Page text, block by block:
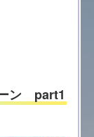
ン part1